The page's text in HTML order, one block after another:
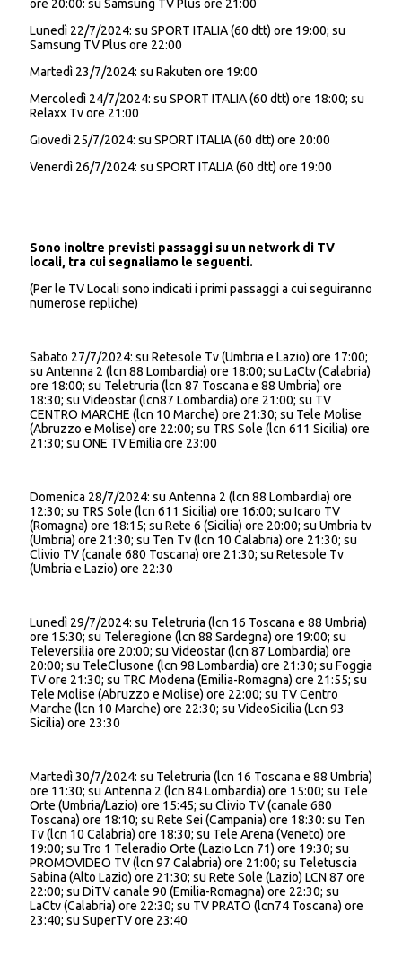
ore 20:00: su Samsung TV Plus ore 21:00
Lunedì 22/7/2024: su SPORT ITALIA (60 dtt) ore 19:00; su
Samsung TV Plus ore 22:00
Martedì 23/7/2024: su Rakuten ore 19:00
Mercoledì 24/7/2024: su SPORT ITALIA (60 dtt) ore 18:00; su
Relaxx Tv ore 21:00
Giovedì 25/7/2024: su SPORT ITALIA (60 dtt) ore 20:00
Venerdì 26/7/2024: su SPORT ITALIA (60 dtt) ore 19:00
Sono inoltre previsti passaggi su un network di TV
locali, tra cui segnaliamo le seguenti.
(Per le TV Locali sono indicati i primi passaggi a cui seguiranno
numerose repliche)
Sabato 27/7/2024: su Retesole Tv (Umbria e Lazio) ore 17:00;
su Antenna 2 (lcn 88 Lombardia) ore 18:00; su LaCtv (Calabria)
ore 18:00; su Teletruria (lcn 87 Toscana e 88 Umbria) ore
18:30; su Videostar (lcn87 Lombardia) ore 21:00; su TV
CENTRO MARCHE (lcn 10 Marche) ore 21:30; su Tele Molise
(Abruzzo e Molise) ore 22:00; su TRS Sole (lcn 611 Sicilia) ore
21:30; su ONE TV Emilia ore 23:00
Domenica 28/7/2024: su Antenna 2 (lcn 88 Lombardia) ore
12:30; su TRS Sole (lcn 611 Sicilia) ore 16:00; su Icaro TV
(Romagna) ore 18:15; su Rete 6 (Sicilia) ore 20:00; su Umbria tv
(Umbria) ore 21:30; su Ten Tv (lcn 10 Calabria) ore 21:30; su
Clivio TV (canale 680 Toscana) ore 21:30; su Retesole Tv
(Umbria e Lazio) ore 22:30
Lunedì 29/7/2024: su Teletruria (lcn 16 Toscana e 88 Umbria)
ore 15:30; su Teleregione (lcn 88 Sardegna) ore 19:00; su
Televersilia ore 20:00; su Videostar (lcn 87 Lombardia) ore
20:00; su TeleClusone (lcn 98 Lombardia) ore 21:30; su Foggia
TV ore 21:30; su TRC Modena (Emilia-Romagna) ore 21:55; su
Tele Molise (Abruzzo e Molise) ore 22:00; su TV Centro
Marche (lcn 10 Marche) ore 22:30; su VideoSicilia (Lcn 93
Sicilia) ore 23:30
Martedì 30/7/2024: su Teletruria (lcn 16 Toscana e 88 Umbria)
ore 11:30; su Antenna 2 (lcn 84 Lombardia) ore 15:00; su Tele
Orte (Umbria/Lazio) ore 15:45; su Clivio TV (canale 680
Toscana) ore 18:10; su Rete Sei (Campania) ore 18:30: su Ten
Tv (lcn 10 Calabria) ore 18:30; su Tele Arena (Veneto) ore
19:00; su Tro 1 Teleradio Orte (Lazio Lcn 71) ore 19:30; su
PROMOVIDEO TV (lcn 97 Calabria) ore 21:00; su Teletuscia
Sabina (Alto Lazio) ore 21:30; su Rete Sole (Lazio) LCN 87 ore
22:00; su DiTV canale 90 (Emilia-Romagna) ore 22:30; su
LaCtv (Calabria) ore 22:30; su TV PRATO (lcn74 Toscana) ore
23:40; su SuperTV ore 23:40